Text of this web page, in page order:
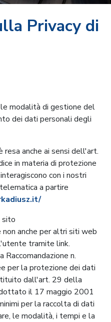
Privacydi
modalità di gestione del
dei dati personali degli
anche ai sensi dell'art.
in materia di protezione
con i nostri
a partire
sito
anche per altri siti web
tramite link.
Raccomandazione n.
per la protezione dei dati
dall'art. 29 della
il 17 maggio 2001
per la raccolta di dati
le modalità, i tempi e la